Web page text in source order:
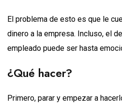
El problema de esto es que le
dinero a la empresa. Incluso, el
empleado puede ser hasta
¿Qué hacer?
Primero, parar y empezar a